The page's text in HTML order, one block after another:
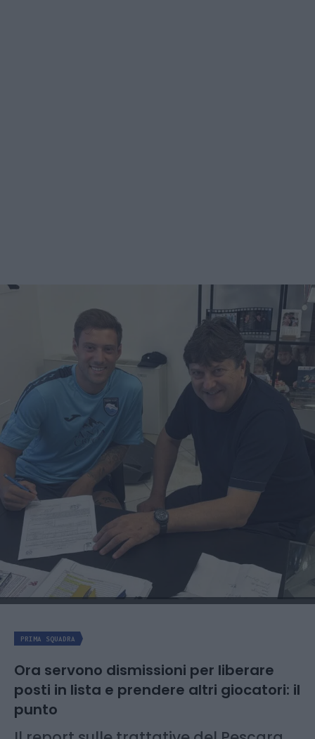
PRIMA SQUADRA
Ora servono dismissioni per liberare
posti in lista e prendere altri giocatori: il
punto